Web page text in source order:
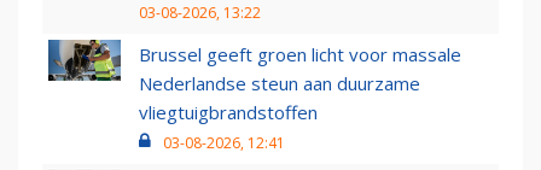
03-08-2026, 13:22
Brussel geeft groen licht voor massale
Nederlandse steun aan duurzame
vliegtuigbrandstoffen
03-08-2026, 12:41